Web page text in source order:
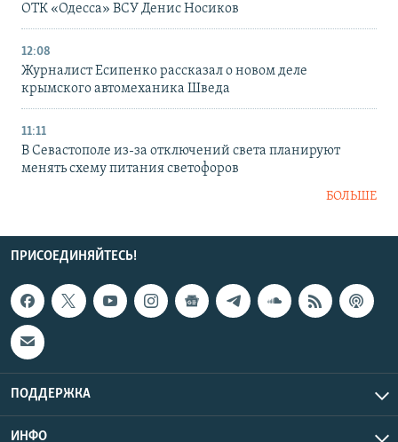
ОТК «Одесса» ВСУ Денис Носиков
12:08
Журналист Есипенко рассказал о новом деле
крымского автомеханика Шведа
11:11
В Севастополе из-за отключений света планируют
менять схему питания светофоров
БОЛЬШЕ
ПРИСОЕДИНЯЙТЕСЬ!
ПОДДЕРЖКА
ИНФО